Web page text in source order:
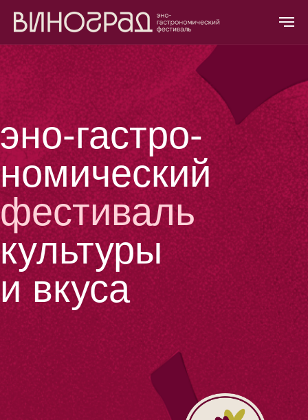
эно-гастро-
номический
фестиваль
культуры
и вкуса
Cтать участником в
Ярославле